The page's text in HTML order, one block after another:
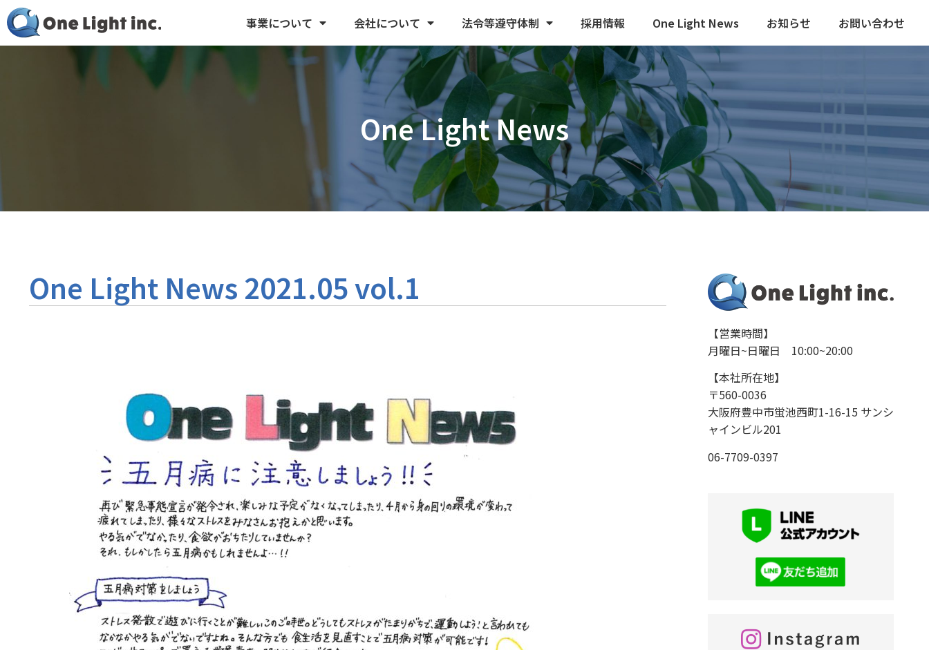
事業について 会社について 法令等遵守体制 採用情報 One Light News お知らせ お問い合わせ
One Light News
One Light News 2021.05 vol.1
【営業時間】
月曜日~日曜日 10:00~20:00
【本社所在地】
〒560-0036
大阪府豊中市蛍池西町1-16-15 サンシ
ャインビル201
06-7709-0397